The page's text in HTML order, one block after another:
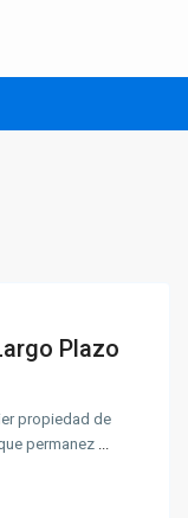
Plazo
propiedad de
permanez ...